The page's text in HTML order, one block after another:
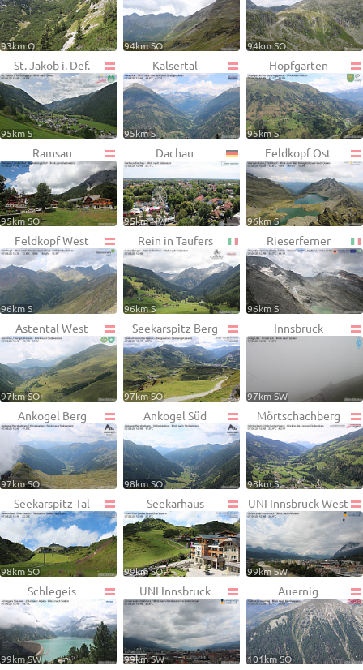
93km O 94km SO 94km SO
St. Jakob i. Def.
95km S
Kalsertal
95km S
Hopfgarten
95km S
Ramsau
95km SO
Dachau
95km NW
Feldkopf Ost
96km S
Feldkopf West
96km S
Rein in Taufers
96km S
Rieserferner
96km S
Astental West
97km SO
Seekarspitz Berg
97km SO
Innsbruck
97km SW
Ankogel Berg
97km SO
Ankogel Süd
98km SO
Mörtschachberg
98km S
Seekarspitz Tal
98km SO
Seekarhaus
99km SO
UNI Innsbruck West
99km SW
Schlegeis
99km SW
UNI Innsbruck
99km SW
Auernig
101km SO